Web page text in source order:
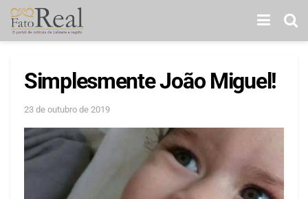
Simplesmente João Miguel!
23 de outubro de 2019